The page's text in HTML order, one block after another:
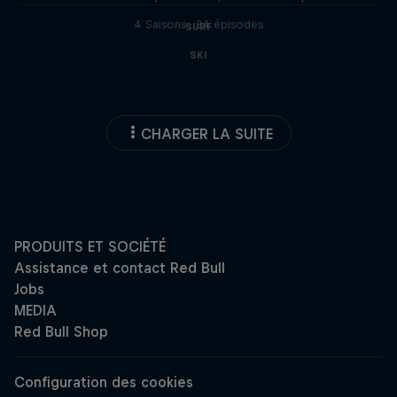
SURF
4 Saisons · 24 épisodes
SKI
CHARGER LA SUITE